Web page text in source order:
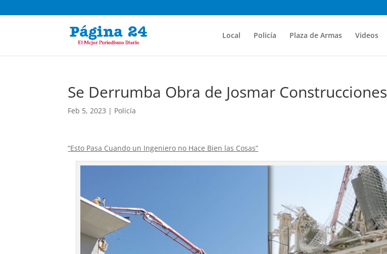
Local Policía Plaza de Armas Videos
Se Derrumba Obra de Josmar Construcciones
Feb 5, 2023 | Policía
“Esto Pasa Cuando un Ingeniero no Hace Bien las Cosas”